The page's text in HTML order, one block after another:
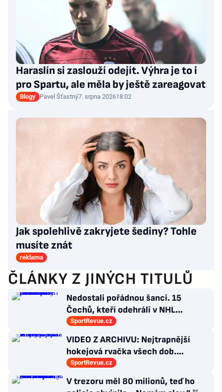
Haraslín si zaslouží odejít. Výhra je to i
pro Spartu, ale měla by ještě zareagovat
Blogy Pavel Šťastný7. srpna 202618:02
Jak spolehlivě zakryjete šediny? Tohle
musíte znát
reklama
ČLÁNKY Z JINÝCH TITULŮ
Nedostali pořádnou šanci. 15
Čechů, kteří odehráli v NHL
maximálně dva zápasy
SportRevue.cz
VIDEO Z ARCHIVU: Nejtrapnější
hokejová rvačka všech dob.
Nepadla v ní ani rána
SportRevue.cz
V trezoru měl 80 milionů, teď ho